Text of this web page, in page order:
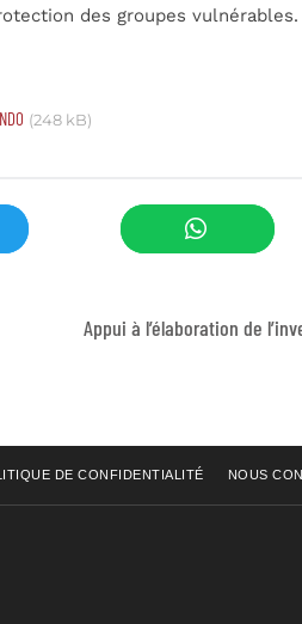
des groupes vulnérables.
(248 kB)
DE CONFIDENTIALITÉ NOUS